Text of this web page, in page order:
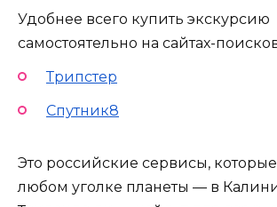
Удобнее всего купить экскурсию
самостоятельно на сайтах-
Трипстер
Спутник8
Это российские сервисы,
любом уголке планеты — в